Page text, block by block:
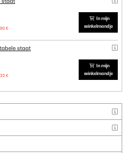
€
In mijn
winkelmandje
staat
€
In mijn
winkelmandje